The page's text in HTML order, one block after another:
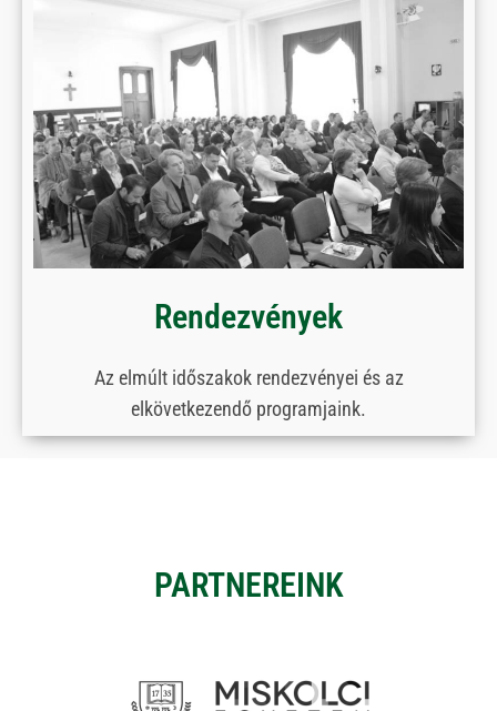
Rendezvények
Az elmúlt időszakok rendezvényei és az
elkövetkezendő programjaink.
PARTNEREINK